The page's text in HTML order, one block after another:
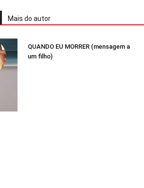
Mais do autor
QUANDO EU MORRER (mensagem a
um filho)